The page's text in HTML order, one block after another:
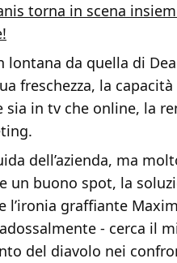
torna in scena
lontana da quella di
freschezza, la
in tv che online, la
dell’azienda, ma
un buono spot, la
l’ironia graffiante
- cerca il
del diavolo nei